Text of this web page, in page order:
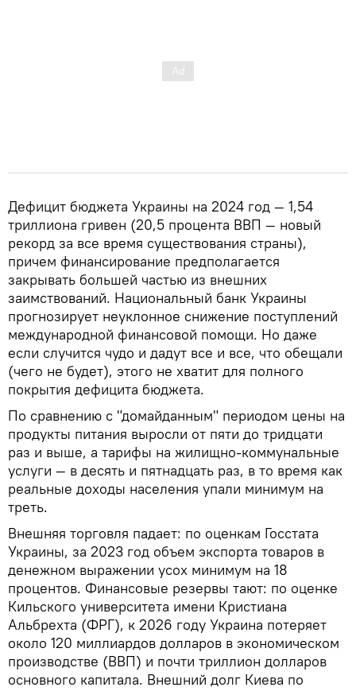
Дефицит бюджета Украины на 2024 год — 1,54
триллиона гривен (20,5 процента ВВП — новый
рекорд за все время существования страны),
причем финансирование предполагается
закрывать большей частью из внешних
заимствований. Национальный банк Украины
прогнозирует неуклонное снижение поступлений
международной финансовой помощи. Но даже
если случится чудо и дадут все и все, что обещали
(чего не будет), этого не хватит для полного
покрытия дефицита бюджета.
По сравнению с "домайданным" периодом цены на
продукты питания выросли от пяти до тридцати
раз и выше, а тарифы на жилищно-коммунальные
услуги — в десять и пятнадцать раз, в то время как
реальные доходы населения упали минимум на
треть.
Внешняя торговля падает: по оценкам Госстата
Украины, за 2023 год объем экспорта товаров в
денежном выражении усох минимум на 18
процентов. Финансовые резервы тают: по оценке
Кильского университета имени Кристиана
Альбрехта (ФРГ), к 2026 году Украина потеряет
около 120 миллиардов долларов в экономическом
производстве (ВВП) и почти триллион долларов
основного капитала. Внешний долг Киева по